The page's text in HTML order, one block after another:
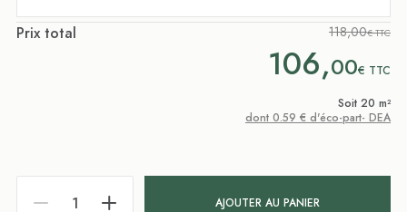
Prix total 118,00€ TTC
106,00€ TTC
Soit 20 m²
dont 0.59 € d'éco-part- DEA
AJOUTER AU PANIER